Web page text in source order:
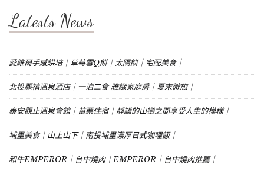
Latests News
愛維爾手感烘培｜草莓雪Q餅｜太陽餅｜宅配美食｜
北投麗禧溫泉酒店｜一泊二食 雅緻家庭房｜夏末微旅｜
泰安觀止溫泉會館｜苗栗住宿｜靜謐的山巒之間享受人生的模樣｜
埔里美食｜山上山下｜南投埔里濃厚日式咖哩飯｜
和牛EMPEROR｜台中燒肉｜EMPEROR｜台中燒肉推薦｜